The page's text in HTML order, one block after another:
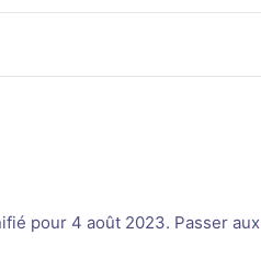
Notice
pour 4 août 2023. Passer aux